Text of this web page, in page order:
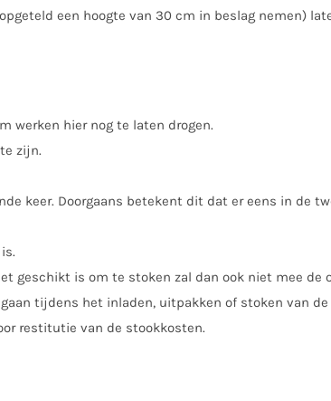
een hoogte van 30 cm in beslag nemen)
werken hier nog te laten drogen.
zijn.
keer. Doorgaans betekent dit dat er eens in de
geschikt is om te stoken zal dan ook niet mee de
tijdens het inladen, uitpakken of stoken van de
restitutie van de stookkosten.